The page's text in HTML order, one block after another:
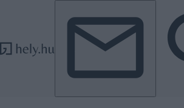
Tovább a tartalomhoz
Tovább a lábléchez